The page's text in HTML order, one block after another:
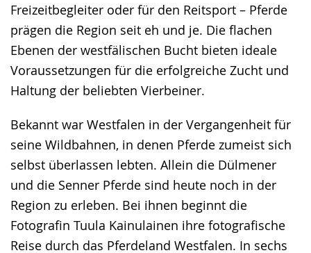
Freizeitbegleiter oder für den Reitsport – Pferde
prägen die Region seit eh und je. Die flachen
Ebenen der westfälischen Bucht bieten ideale
Voraussetzungen für die erfolgreiche Zucht und
Haltung der beliebten Vierbeiner.
Bekannt war Westfalen in der Vergangenheit für
seine Wildbahnen, in denen Pferde zumeist sich
selbst überlassen lebten. Allein die Dülmener
und die Senner Pferde sind heute noch in der
Region zu erleben. Bei ihnen beginnt die
Fotografin Tuula Kainulainen ihre fotografische
Reise durch das Pferdeland Westfalen. In sechs